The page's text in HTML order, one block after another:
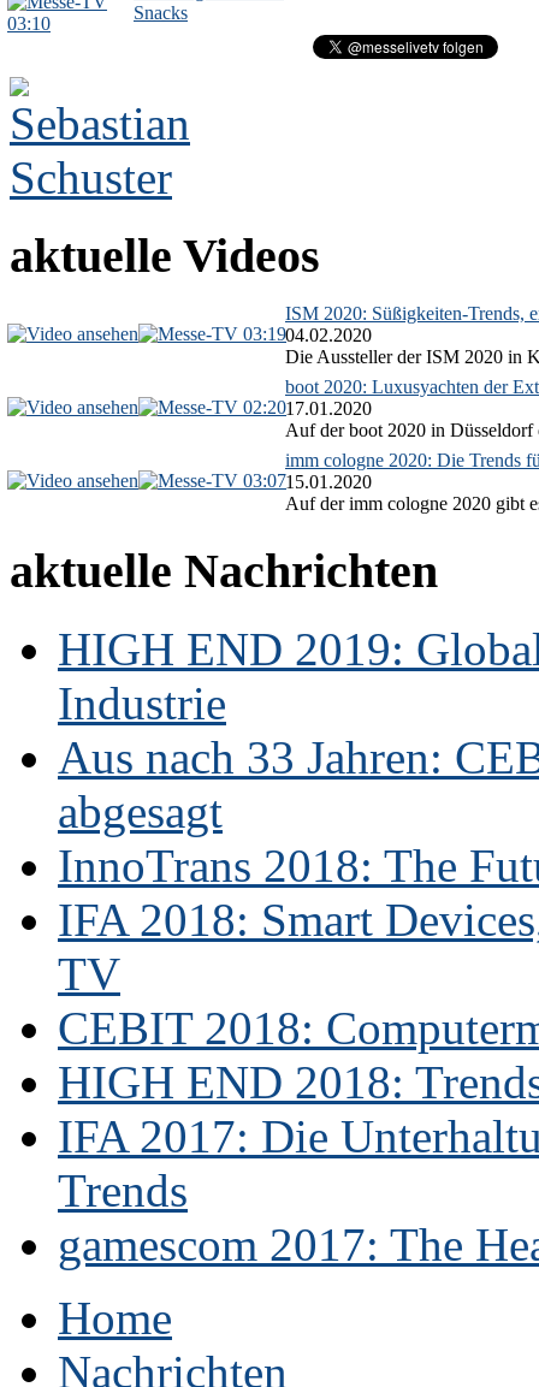
03:10
Snacks
aktuelle Videos
03:19
ISM 2020: Süßigkeiten-Trends,
04.02.2020
Die Aussteller der ISM 2020 in
02:20
boot 2020: Luxusyachten der
17.01.2020
Auf der boot 2020 in Düsseldorf
03:07
imm cologne 2020: Die Trends
15.01.2020
Auf der imm cologne 2020 gibt
aktuelle Nachrichten
HIGH END 2019:
Industrie
Aus nach 33 Jahren:
abgesagt
InnoTrans 2018: The
IFA 2018: Smart
TV
CEBIT 2018:
HIGH END 2018:
IFA 2017: Die
Trends
gamescom 2017: The
Home
Nachrichten